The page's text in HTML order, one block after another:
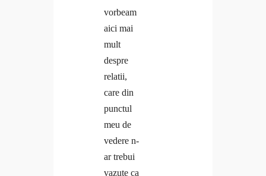
vorbeam
aici mai
mult
despre
relatii,
care din
punctul
meu de
vedere n-
ar trebui
vazute ca